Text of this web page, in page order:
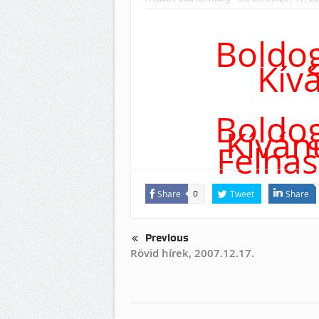
Share 0 Tweet Share
Previous
Rövid hírek, 2007.12.17.